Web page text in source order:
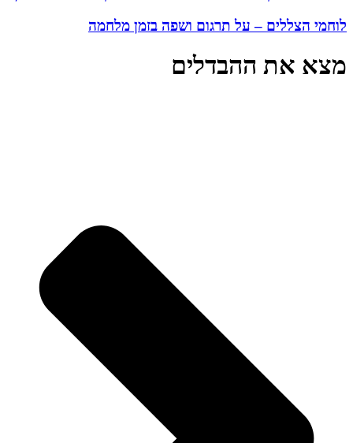
לוחמי הצללים – על תרגום ושפה בזמן מלחמה
מצא את ההבדלים